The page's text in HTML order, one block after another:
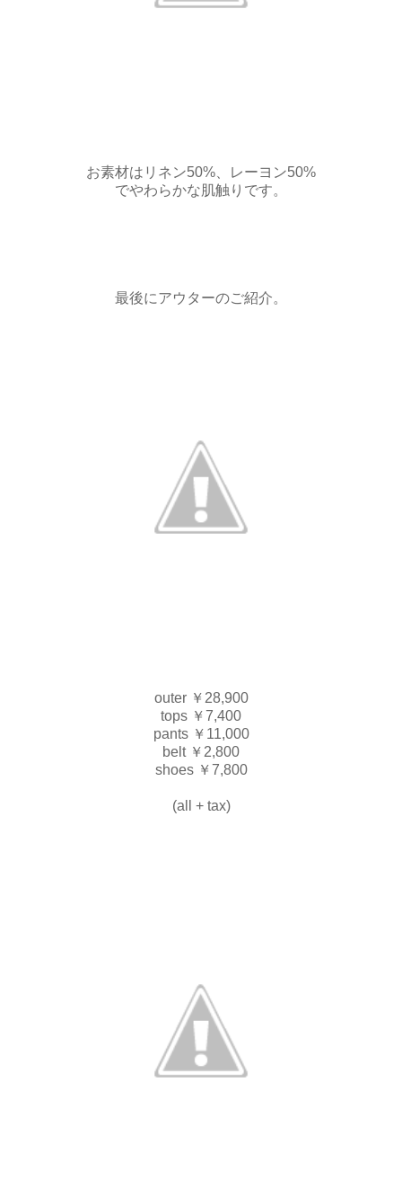
お素材はリネン50%、レーヨン50%
でやわらかな肌触りです。
最後にアウターのご紹介。
outer ￥28,900
tops ￥7,400
pants ￥11,000
belt ￥2,800
shoes ￥7,800
(all + tax)